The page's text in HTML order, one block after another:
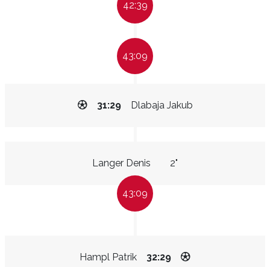
42:39
43:09
Dlabaja Jakub
31:29
Langer Denis 2"
43:09
Hampl Patrik 32:29